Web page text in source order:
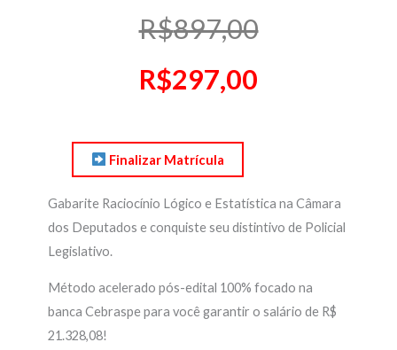
R$897,00
O
Preço
Era:
R$897,00.
R$297,00
O
Preço
É:
R$297,00.
Finalizar Matrícula
Gabarite Raciocínio Lógico e Estatística na Câmara
dos Deputados e conquiste seu distintivo de Policial
Legislativo.
Método acelerado pós-edital 100% focado na
banca Cebraspepara você garantir o salário de R$
21.328,08!